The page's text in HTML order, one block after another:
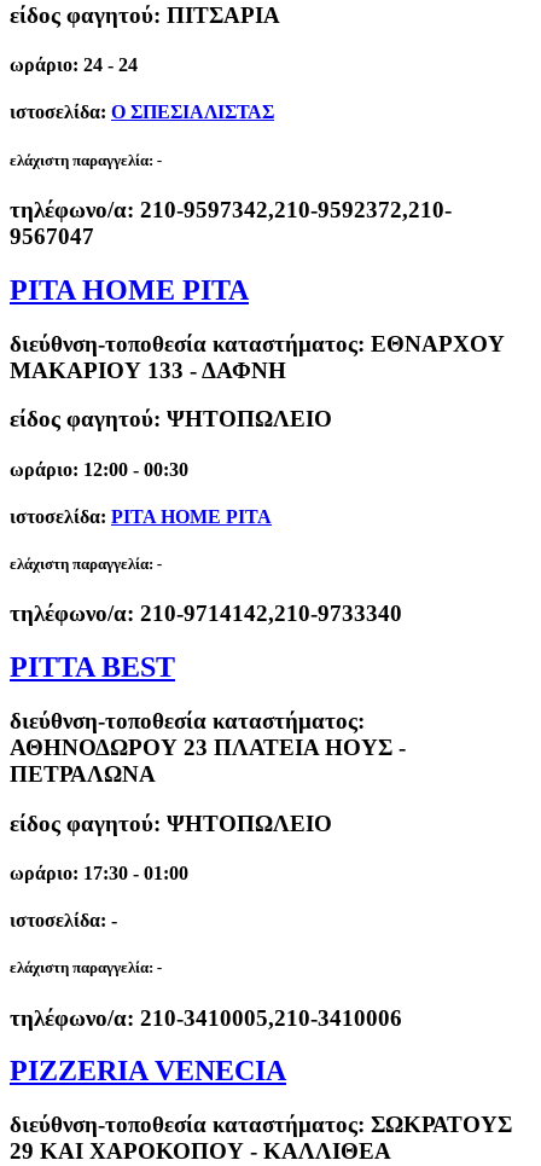
είδος φαγητού: ΠΙΤΣΑΡΙΑ
ωράριο: 24 - 24
ιστοσελίδα: Ο ΣΠΕΣΙΑΛΙΣΤΑΣ
ελάχιστη παραγγελία: -
τηλέφωνο/α: 210-9597342,210-9592372,210-
9567047
PITA HOME PITA
διεύθνση-τοποθεσία καταστήματος: ΕΘΝΑΡΧΟΥ
ΜΑΚΑΡΙΟΥ 133 - ΔΑΦΝΗ
είδος φαγητού: ΨΗΤΟΠΩΛΕΙΟ
ωράριο: 12:00 - 00:30
ιστοσελίδα: PITA HOME PITA
ελάχιστη παραγγελία: -
τηλέφωνο/α: 210-9714142,210-9733340
PITTA BEST
διεύθνση-τοποθεσία καταστήματος:
ΑΘΗΝΟΔΩΡΟΥ 23 ΠΛΑΤΕΙΑ ΗΟΥΣ -
ΠΕΤΡΑΛΩΝΑ
είδος φαγητού: ΨΗΤΟΠΩΛΕΙΟ
ωράριο: 17:30 - 01:00
ιστοσελίδα: -
ελάχιστη παραγγελία: -
τηλέφωνο/α: 210-3410005,210-3410006
PIZZERIA VENECIA
διεύθνση-τοποθεσία καταστήματος: ΣΩΚΡΑΤΟΥΣ
29 ΚΑΙ ΧΑΡΟΚΟΠΟΥ - ΚΑΛΛΙΘΕΑ